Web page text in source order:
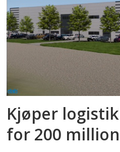
Kjøper
for 200